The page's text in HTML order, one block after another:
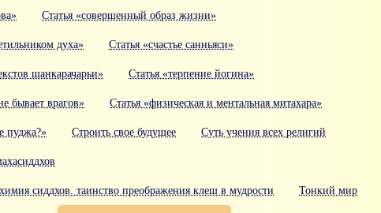
Статья «совершенный образ жизни»
духа» Статья «счастье санньяси»
шанкарачарьи» Статья «терпение йогина»
бывает врагов» Статья «физическая и ментальная митахара»
пуджа?» Строить свое будущее Суть учения всех религий
сиддхов. таинство преображения клеш в мудрости Тонкий мир